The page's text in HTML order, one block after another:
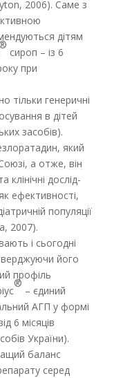
2006). Саме з
дітям
сироп – із 6
при
тільки генеричні
в дітей
засобів).
який
а отже, він
клінічні дослід­
ефективності,
популяції
2007).
і сьогодні
його
профіль
®
– єдиний
АГП у формі
6 місяців
України).
баланс
серед